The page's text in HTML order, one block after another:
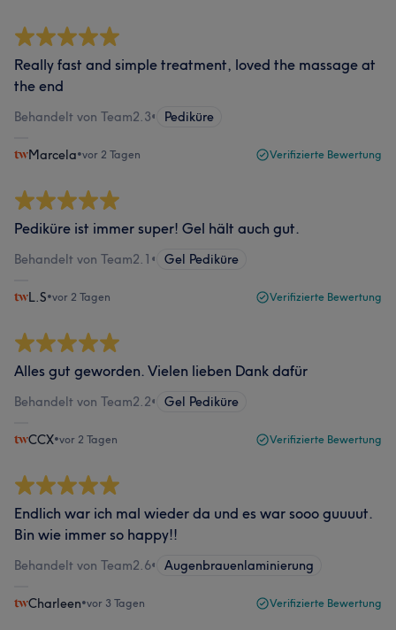
Really fast and simple treatment, loved the massage at
the end
Behandelt von Team2.3• Pediküre
Marcela•vor 2 Tagen Verifizierte Bewertung
Pediküre ist immer super! Gel hält auch gut.
Behandelt von Team2.1 • Gel Pediküre
L.S•vor 2 Tagen Verifizierte Bewertung
Alles gut geworden. Vielen lieben Dank dafür
Behandelt von Team2.2• Gel Pediküre
CCX•vor 2 Tagen Verifizierte Bewertung
Endlich war ich mal wieder da und es war sooo guuuut.
Bin wie immer so happy!!
Behandelt von Team2.6• Augenbrauenlaminierung
Charleen•vor 3 Tagen Verifizierte Bewertung